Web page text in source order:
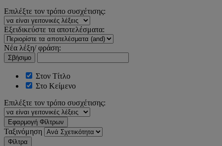
Επιλέξτε τον τρόπο συσχέτισης:
Εξειδικεύστε τα αποτελέσματα:
Νέα λέξη/ φράση:
Σβήσιμο
Στον Τίτλο
Στο Κείμενο
Επιλέξτε τον τρόπο συσχέτισης:
Εφαρμογή Φίλτρων
Ταξινόμηση
Φίλτρα